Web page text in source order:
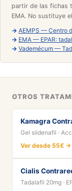
partir de las fichas
EMA. No sustituye
→ AEMPS — Centro
→ EMA — EPAR:
→ Vademécum —
OTROS
Kamagra
Gel sildenafil ·
Ver desde 55€ →
Cialis
Tadalafil 20mg ·